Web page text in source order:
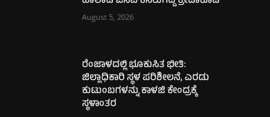
August 5, 2026
ರೆಂಜಾಳದಲ್ಲಿ ಭೂಕುಸಿತ ಭೀತಿ:
ಜಿಲ್ಲಾಧಿಕಾರಿ ಸ್ಥಳ ಪರಿಶೀಲನೆ, ಎರಡು
ಕುಟುಂಬಗಳನ್ನು ಕಾಳಜಿ ಕೇಂದ್ರಕ್ಕೆ
ಸ್ಥಳಾಂತರ